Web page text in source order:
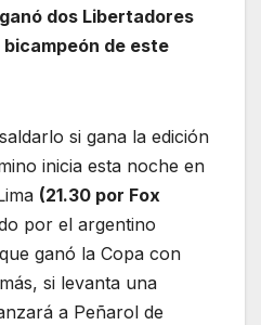
dos Libertadores
de este
si gana la edición
inicia esta noche en
(21.30 por Fox
por el argentino
ganó la Copa con
si levanta una
a Peñarol de